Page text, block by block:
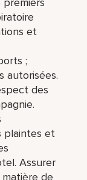
et
;
autorisées.
des
plaintes et
Assurer
de